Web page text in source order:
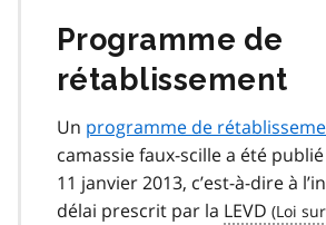
Programme de
rétablissement
Un programme de
camassie faux-scille a été
11 janvier 2013, c’est-à-dire à
délai prescrit par la LEVD